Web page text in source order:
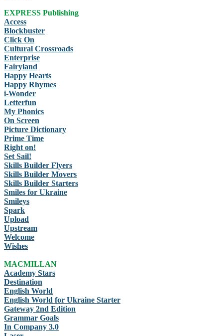
EXPRESS Publishing
Access
Blockbuster
Click On
Cultural Crossroads
Enterprise
Fairyland
Happy Hearts
Happy Rhymes
i-Wonder
Letterfun
My Phonics
On Screen
Picture Dictionary
Prime Time
Right on!
Set Sail!
Skills Builder Flyers
Skills Builder Movers
Skills Builder Starters
Smiles for Ukraine
Smileys
Spark
Upload
Upstream
Welcome
Wishes
MACMILLAN
Academy Stars
Destination
English World
English World for Ukraine Starter
Gateway 2nd Edition
Grammar Goals
In Company 3.0